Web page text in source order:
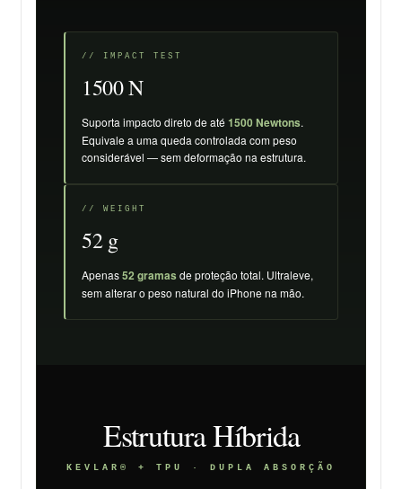
// IMPACT TEST
1500 N
Suporta impacto direto de até 1500 Newtons.
Equivale a uma queda controlada com peso
considerável — sem deformação na estrutura.
// WEIGHT
52 g
Apenas52 gramas de proteção total. Ultraleve,
sem alterar o peso natural do iPhone na mão.
Estrutura Híbrida
KEVLAR® + TPU · DUPLA ABSORÇÃO